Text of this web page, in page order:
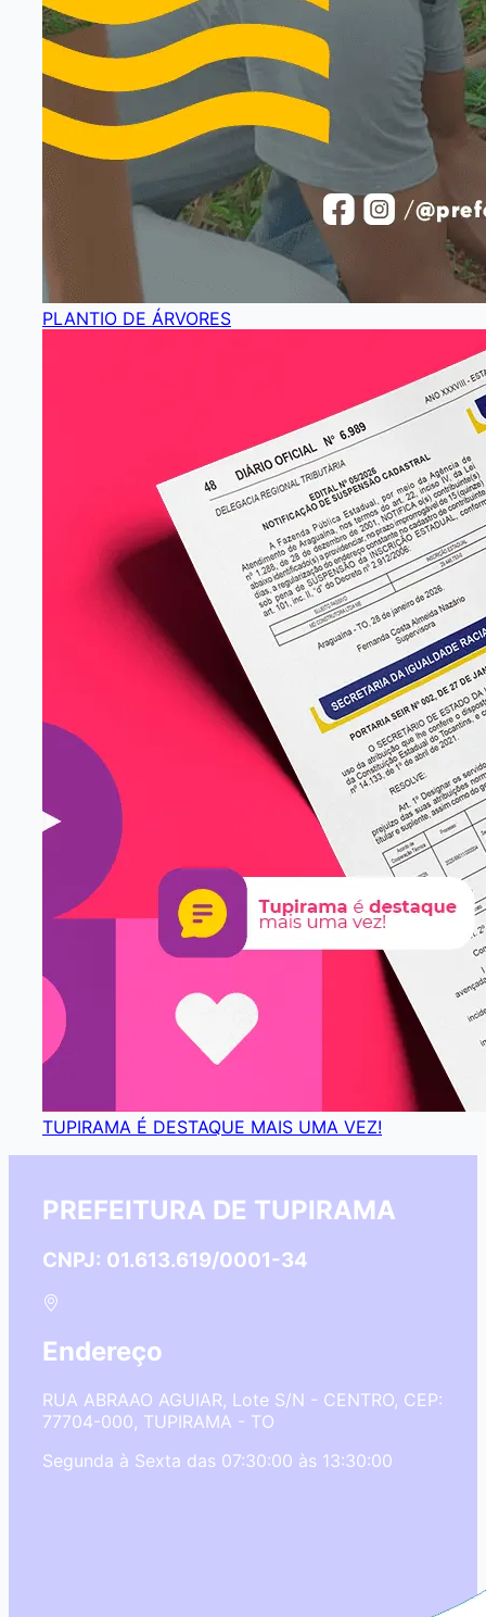
PLANTIO DE ÁRVORES
TUPIRAMA É DESTAQUE MAIS UMA VEZ!
PREFEITURA DE TUPIRAMA
CNPJ: 01.613.619/0001-34
Endereço
RUA ABRAAO AGUIAR, Lote S/N - CENTRO, CEP:
77704-000, TUPIRAMA - TO
Segunda à Sexta das 07:30:00 às 13:30:00